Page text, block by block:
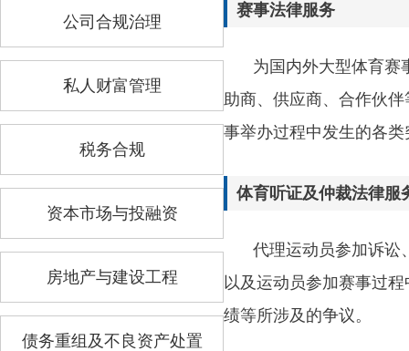
公司合规治理
私人财富管理
税务合规
资本市场与投融资
房地产与建设工程
债务重组及不良资产处置
赛事法律服务
为国内外大型体育赛
助商、供应商、合作伙
事举办过程中发生的各
体育听证及仲裁法律服
代理运动员参加诉讼
以及运动员参加赛事过
绩等所涉及的争议。